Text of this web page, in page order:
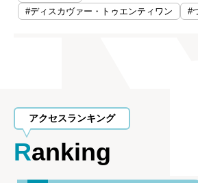
#ディスカヴァー・トゥエンティワン
#
アクセスランキング
Ranking